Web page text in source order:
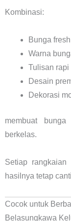
Kombinasi:
Bunga
Warna
Tulisan
Desain
Dekorasi
membuat
berkelas.
Setiap
hasilnya tetap
Cocok untuk
Belasungkawa